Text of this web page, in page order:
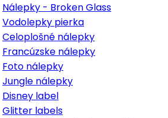
Nálepky - Broken Glass
Vodolepky pierka
Celoplošné nálepky
Francúzske nálepky
Foto nálepky
Jungle nálepky
Disney label
Glitter labels